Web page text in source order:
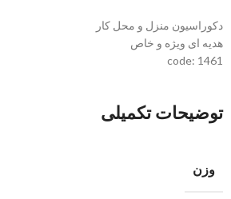
دکوراسیون منزل و محل کار
هدیه ای ویژه و خاص
code: 1461
توضیحات تکمیلی
وزن